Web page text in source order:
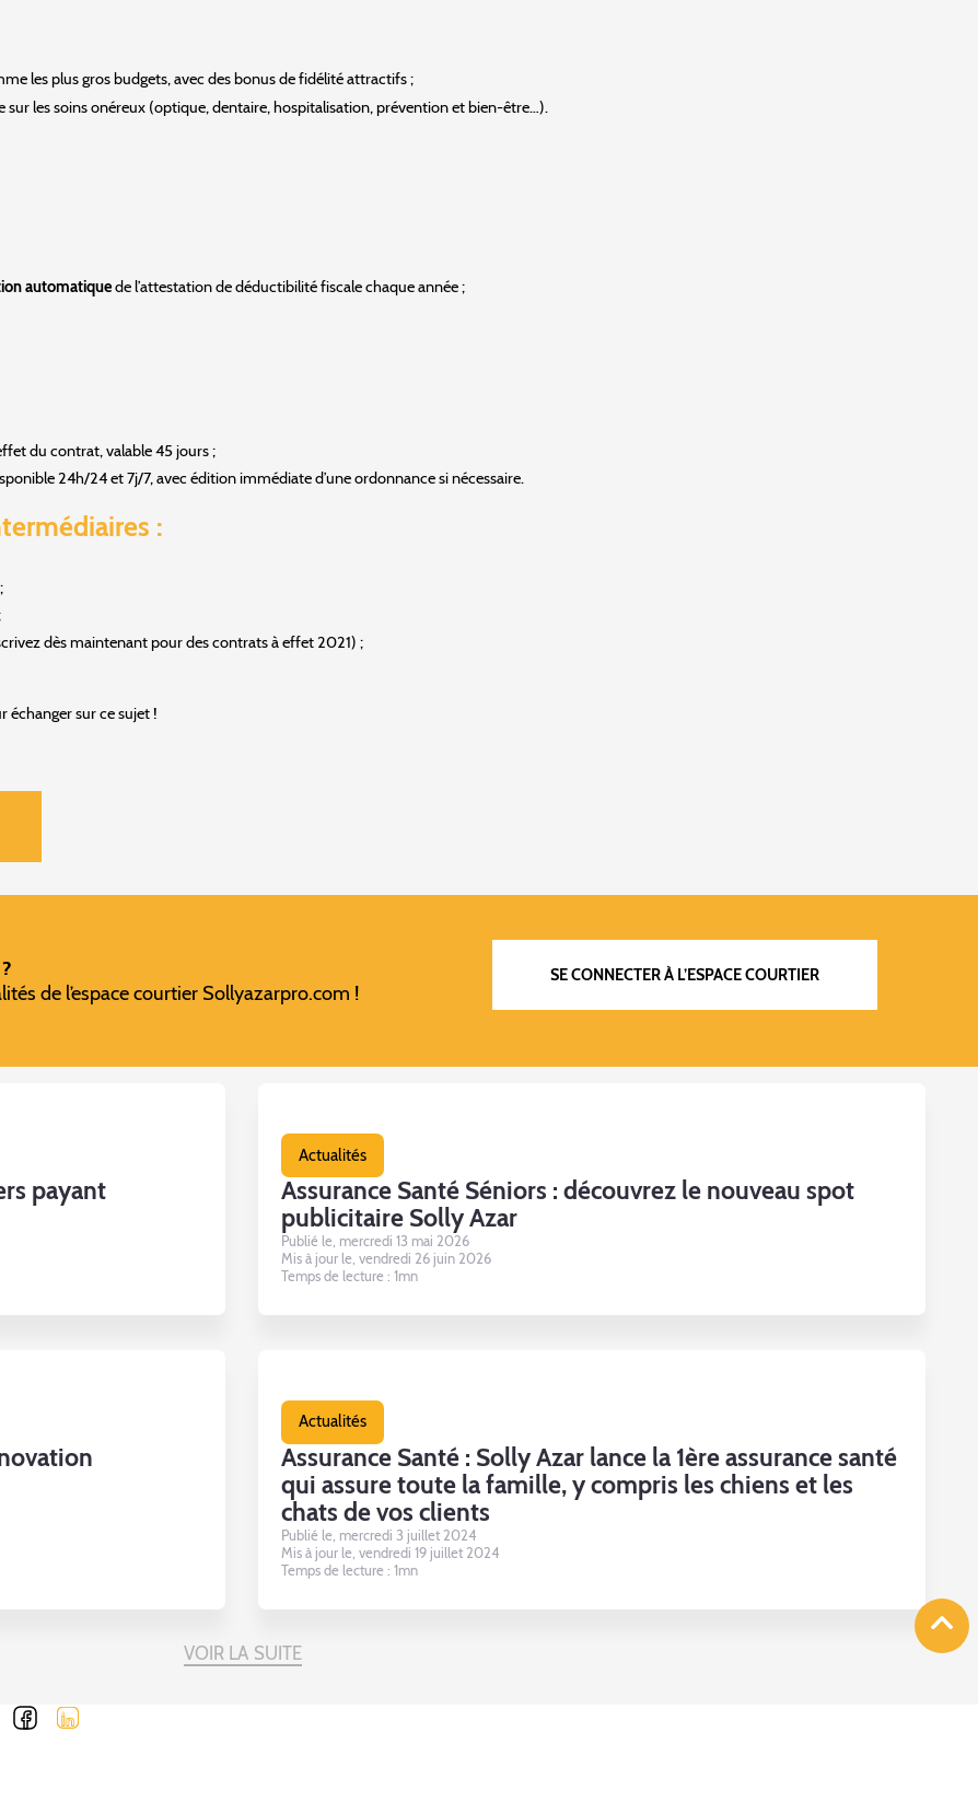
les plus gros budgets, avec des bonus de fidélité attractifs ;
sur les soins onéreux (optique, dentaire, hospitalisation, prévention et bien-être…).
automatiquede l’attestation de déductibilité fiscale chaque année ;
du contrat, valable 45 jours ;
24h/24 et 7j/7, avec édition immédiate d’une ordonnance si nécessaire.
:
dès maintenant pour des contrats à effet 2021) ;
échanger sur ce sujet !
de l’espace courtier Sollyazarpro.com !
SE CONNECTER À L’ESPACE COURTIER
payant
Actualités
Assurance Santé Séniors : découvrez le nouveau spot
publicitaire Solly Azar
Publié le, mercredi 13 mai 2026
Mis à jour le, vendredi 26 juin 2026
Temps de lecture : 1mn
Actualités
Assurance Santé : Solly Azar lance la 1ère assurance santé
qui assure toute la famille, y compris les chiens et les
chats de vos clients
Publié le, mercredi 3 juillet 2024
Mis à jour le, vendredi 19 juillet 2024
Temps de lecture : 1mn
VOIR LA SUITE